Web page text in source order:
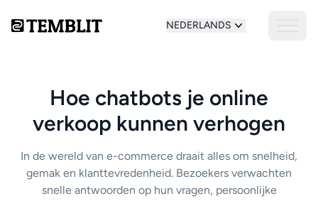
NEDERLANDS
Hoe chatbots je online
verkoop kunnen verhogen
In de wereld van e-commerce draait alles om snelheid,
gemak en klanttevredenheid. Bezoekers verwachten
snelle antwoorden op hun vragen, persoonlijke